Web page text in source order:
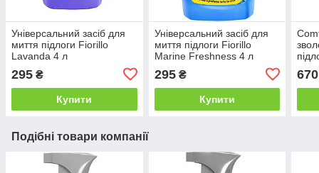
Універсальний засіб для
миття підлоги Fiorillo
Lavanda 4 л
295 ₴
Купити
Універсальний засіб для
миття підлоги Fiorillo
Marine Freshness 4 л
295₴
Купити
670
Подібні товари компанії